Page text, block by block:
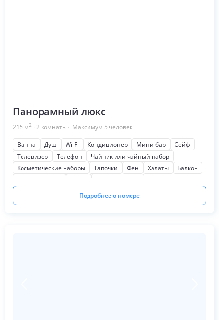
Панорамный люкс
215 м2 · 2 комнаты · Максимум 5 человек
Ванна Душ Wi-Fi Кондиционер Мини-бар
Сейф
Телевизор
Телефон
Чайник или чайный набор
Косметические наборы
Тапочки Фен Халаты
Балкон
На море
Подробнее о номере